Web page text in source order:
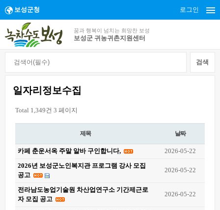
보성군청 로그인
꿈과 행복이 넘치는 희망찬 보성
보성군 귀농귀촌지원센터
일자리정보수집
Total 1,349건 3 페이지
제목 날짜
카페 춘운서옥 주말 알바 구인합니다, 2026-05-22
2026년 보성군노인복지관 프로그램 강사 모집
공고
2026-05-22
전라남도농업기술원 차산업연구소 기간제근로
자 모집 공고
2026-05-22